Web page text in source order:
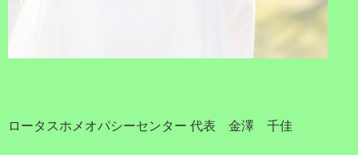
ロータスホメオパシーセンター 代表 金澤 千佳